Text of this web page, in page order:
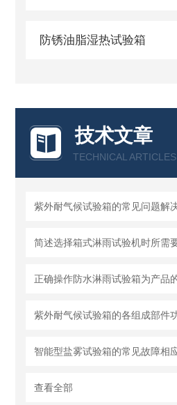
防锈油脂湿热试验箱
技术文章
TECHNICAL ARTICLES
查看全部